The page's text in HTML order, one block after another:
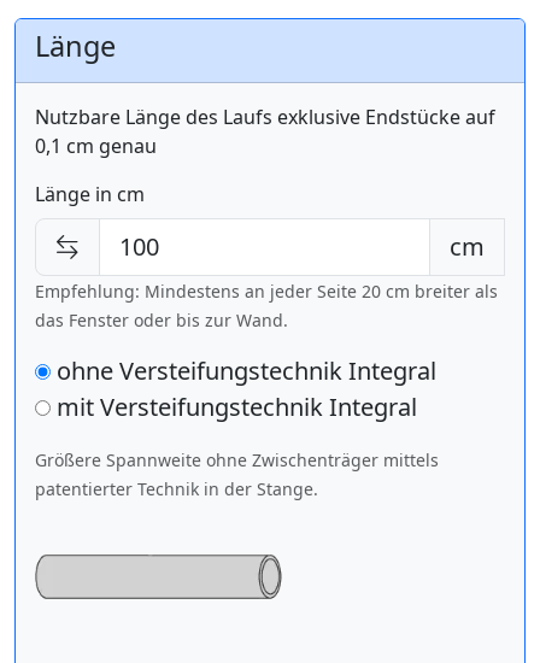
Länge
Nutzbare Länge des Laufs exklusive Endstücke auf
0,1 cm genau
Länge in cm
cm
Empfehlung: Mindestens an jeder Seite 20 cm breiter als
das Fenster oder bis zur Wand.
ohne Versteifungstechnik Integral
mit VersteifungstechnikIntegral
Größere Spannweite ohne Zwischenträger mittels
patentierter Technik in der Stange.